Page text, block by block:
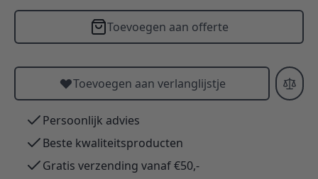
Toevoegen aan offerte
Toevoegen aan verlanglijstje
Persoonlijk advies
Beste kwaliteitsproducten
Gratis verzending vanaf €50,-